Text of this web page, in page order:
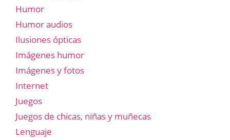
Humor
Humor audios
Ilusiones ópticas
Imágenes humor
Imágenes y fotos
Internet
Juegos
Juegos de chicas, niñas y muñecas
Lenguaje